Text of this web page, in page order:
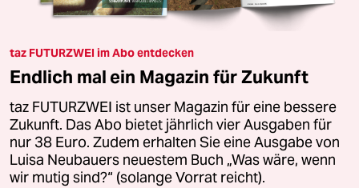
taz FUTURZWEI im Abo entdecken
Endlich mal ein Magazin für Zukunft
taz FUTURZWEI ist unser Magazin für eine bessere
Zukunft. Das Abo bietet jährlich vier Ausgaben für
nur 38 Euro. Zudem erhalten Sie eine Ausgabe von
Luisa Neubauers neuestem Buch „Was wäre, wenn
wir mutig sind?“ (solange Vorrat reicht).